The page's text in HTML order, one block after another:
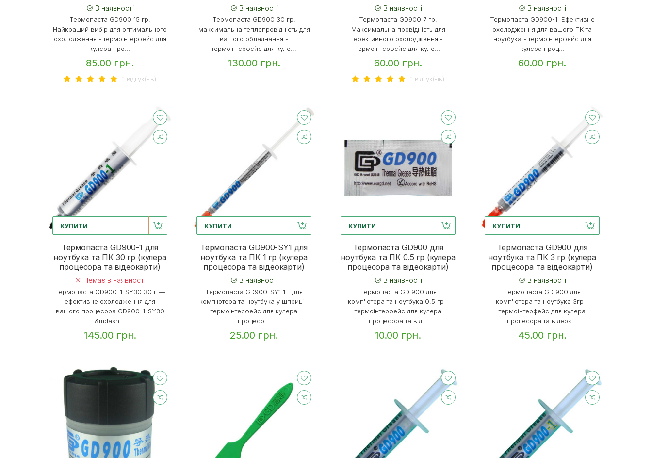
В наявності
Термопаста GD900 15 гр:
Найкращий вибір для оптимального
охолодження - термоінтерфейс для
кулера про...
85.00 грн.
1 вiдгук(-iв)
В наявності
Термопаста GD900 30 гр:
максимальна теплопровідність для
вашого обладнання -
термоінтерфейс для куле...
130.00 грн.
В наявності
Термопаста GD900 7 гр:
Максимальна провідність для
ефективного охолодження -
термоінтерфейс для куле...
60.00 грн.
1 вiдгук(-iв)
В наявності
Термопаста GD900-1: Ефективне
охолодження для вашого ПК та
ноутбука - термоінтерфейс для
кулера проц...
60.00 грн.
КУПИТИ
Термопаста GD900-1 для
ноутбука та ПК 30 гр (кулера
процесора та відеокарти)
Немає в наявності
Термопаста GD900-1-SY30 30 г —
ефективне охолодження для
вашого процесора GD900-1-SY30
&mdash...
145.00 грн.
КУПИТИ
Термопаста GD900-SY1 для
ноутбука та ПК 1 гр (кулера
процесора та відеокарти)
В наявності
Термопаста GD900-SY1 1 г для
комп'ютера та ноутбука у шприці -
термоінтерфейс для кулера
процесо...
25.00 грн.
КУПИТИ
Термопаста GD900 для
ноутбука та ПК 0.5 гр (кулера
процесора та відеокарти)
В наявності
Термопаста GD 900 для
комп'ютера та ноутбука 0.5 гр -
термоінтерфейс для кулера
процесора та від...
10.00 грн.
КУПИТИ
Термопаста GD900 для
ноутбука та ПК 3 гр (кулера
процесора та відеокарти)
В наявності
Термопаста GD 900 для
комп'ютера та ноутбука 3гр -
термоінтерфейс для кулера
процесора та відеок...
45.00 грн.